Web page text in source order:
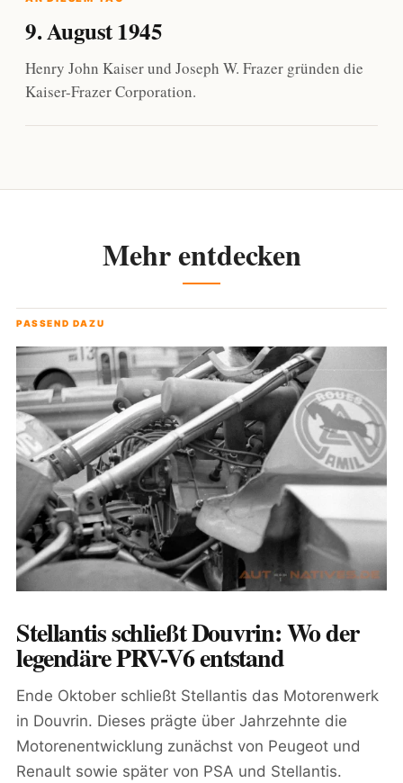
9. August 1945
Henry John Kaiser und Joseph W. Frazer gründen die
Kaiser-Frazer Corporation.
Mehr entdecken
PASSEND DAZU
Stellantis schließt Douvrin: Wo der
legendäre PRV-V6 entstand
Ende Oktober schließt Stellantis das Motorenwerk
in Douvrin. Dieses prägte über Jahrzehnte die
Motorenentwicklung zunächst von Peugeot und
Renault sowie später von PSA und Stellantis.